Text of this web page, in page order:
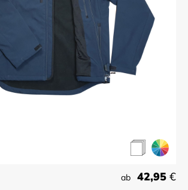
ab 42,95 €